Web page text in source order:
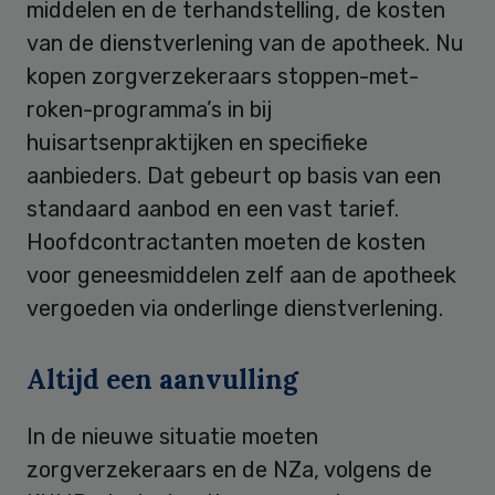
middelen en de terhandstelling, de kosten
van de dienstverlening van de apotheek. Nu
kopen zorgverzekeraars stoppen-met-
roken-programma’s in bij
huisartsenpraktijken en specifieke
aanbieders. Dat gebeurt op basis van een
standaard aanbod en een vast tarief.
Hoofdcontractanten moeten de kosten
voor geneesmiddelen zelf aan de apotheek
vergoeden via onderlinge dienstverlening.
Altijd een aanvulling
In de nieuwe situatie moeten
zorgverzekeraars en de NZa, volgens de